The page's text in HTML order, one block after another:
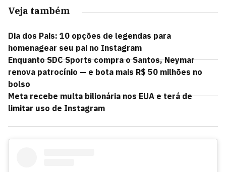
Veja também
Dia dos Pais: 10 opções de legendas para
homenagear seu pai no Instagram
Enquanto SDC Sports compra o Santos, Neymar
renova patrocínio — e bota mais R$ 50 milhões no
bolso
Meta recebe multa bilionária nos EUA e terá de
limitar uso de Instagram